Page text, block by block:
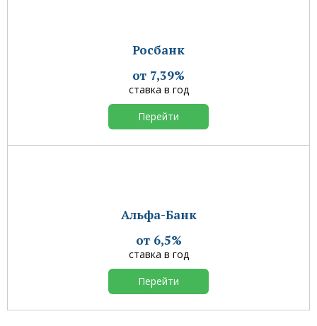
Росбанк
от 7,39%
ставка в год
Перейти
Альфа-Банк
от 6,5%
ставка в год
Перейти